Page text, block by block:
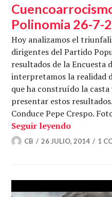
Polinomia 26-7-
Hoy analizamos el
dirigentes del Partido
resultados de la Encuesta
interpretamos la realidad
que ha construído la casta
presentar estos
Conduce Pepe Crespo.
Seguir leyendo
CB 26 JULIO, 2014 1